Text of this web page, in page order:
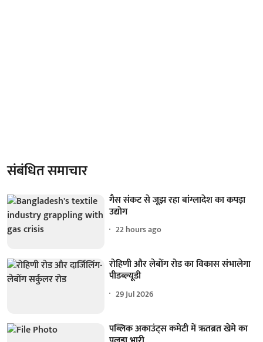
संबंधित समाचार
गैस संकट से जूझ रहा बांग्लादेश का कपड़ा
उद्योग
22 hours ago
रोहिणी और लेबोंग रोड का विकास संभालेगा
पीडब्ल्यूडी
29 Jul 2026
पब्लिक अकाउंट्स कमेटी में ऋतब्रत खेमे का